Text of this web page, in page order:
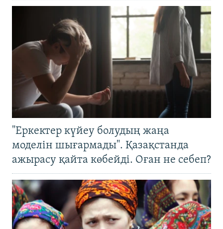
"Еркектер күйеу болудың жаңа
моделін шығармады". Қазақстанда
ажырасу қайта көбейді. Оған не себеп?